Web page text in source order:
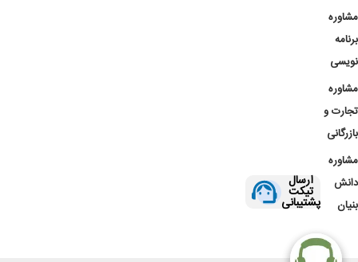
مشاوره
برنامه
نویسی
مشاوره
تجارت و
بازرگانی
مشاوره
دانش
بنیان
ارسال
تیکت
پشتیبانی